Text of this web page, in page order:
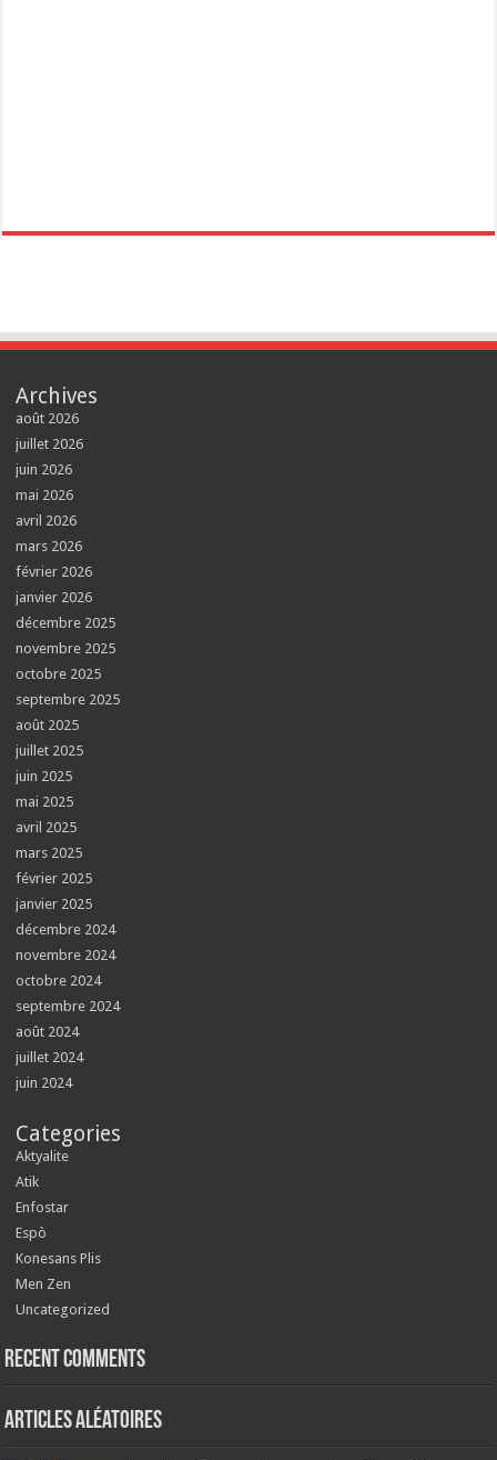
Archives
août 2026
juillet 2026
juin 2026
mai 2026
avril 2026
mars 2026
février 2026
janvier 2026
décembre 2025
novembre 2025
octobre 2025
septembre 2025
août 2025
juillet 2025
juin 2025
mai 2025
avril 2025
mars 2025
février 2025
janvier 2025
décembre 2024
novembre 2024
octobre 2024
septembre 2024
août 2024
juillet 2024
juin 2024
Categories
Aktyalite
Atik
Enfostar
Espò
Konesans Plis
Men Zen
Uncategorized
Recent Comments
Articles aléatoires